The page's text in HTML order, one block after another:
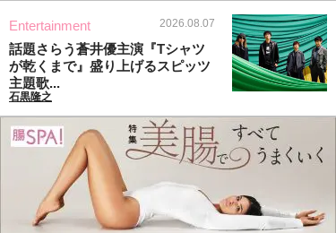
Entertainment 2026.08.07
話題さらう蒼井優主演『Tシャツ
が乾くまで』盛り上げるスピッツ
主題歌...
石黒隆之